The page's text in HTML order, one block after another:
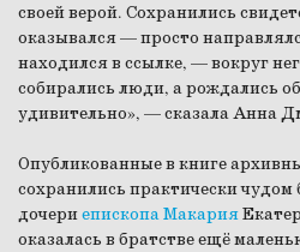
своей верой. Сохранились
оказывался — просто
находился в ссылке, — вокруг
собирались люди, а рождались
удивительно», — сказала Анна
Опубликованные в книге
сохранились практически
дочериепископа Макария
оказалась в братстве ещё